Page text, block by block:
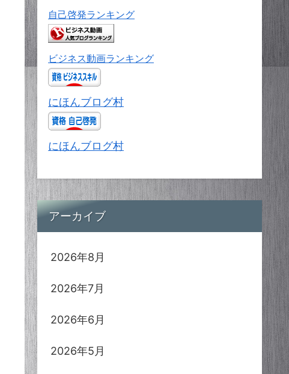
自己啓発ランキング
ビジネス動画ランキング
にほんブログ村
にほんブログ村
アーカイブ
2026年8月
2026年7月
2026年6月
2026年5月